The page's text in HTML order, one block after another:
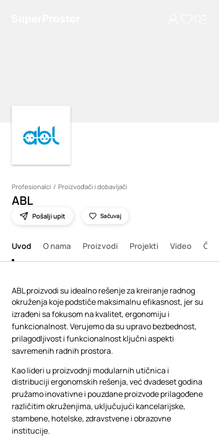
Profesionalci Proizvođači i dobavljači
ABL
Pošalji upit Sačuvaj
Uvod O nama Proizvodi Projekti Video
ABL proizvodi su idealno rešenje za kreiranje radnog
okruženja koje podstiče maksimalnu efikasnost, jer su
izrađeni sa fokusom na kvalitet, ergonomiju i
funkcionalnost. Verujemo da su upravo bezbednost,
prilagodljivost i funkcionalnost ključni aspekti
savremenih radnih prostora.
Kao lideri u proizvodnji modularnih utičnica i
distribuciji ergonomskih rešenja, već dvadeset godina
pružamo inovativne i pouzdane proizvode prilagođene
različitim okruženjima, uključujući kancelarijske,
stambene, hotelske, zdravstvene i obrazovne
institucije.